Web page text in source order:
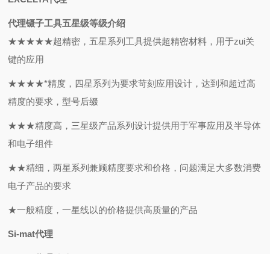
代理镊子工具五星级等级介绍
★★★★★超精密，五星系列工具提供超精密材料，用于zui关
键的应用
★★★★*精度，四星系列为要求苛刻应用设计，达到和超过高
精度的要求，型号后缀
★★★精度高，三星级产品系列设计提供用于军事应用及半导体
和电子组件
★★精细，两星系列兼顾精度要求和价格，问题满足大多数消费
电子产品的要求
★一般精度，一星线以的价格提供高质量的产品
Si-mat代理